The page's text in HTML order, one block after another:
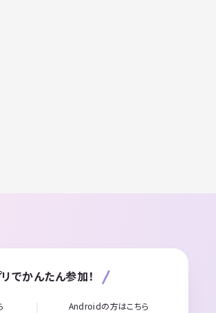
でかんたん参加！
Androidの方はこちら